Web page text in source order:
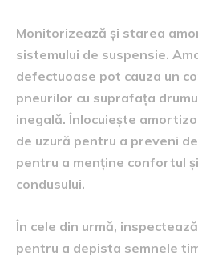
Monitorizează și starea
sistemului de suspensie.
defectuoase pot cauza un
pneurilor cu suprafața
inegală. Înlocuiește
de uzură pentru a preveni
pentru a menține confortul
condusului.
În cele din urmă,
pentru a depista semnele